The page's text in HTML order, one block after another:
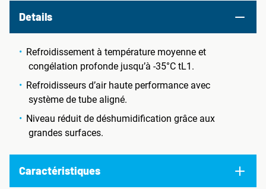
Details
Refroidissement à température moyenne et
congélation profonde jusqu’à -35°C tL1.
Refroidisseurs d’air haute performance avec
système de tube aligné.
Niveau réduit de déshumidification grâce aux
grandes surfaces.
Caractéristiques